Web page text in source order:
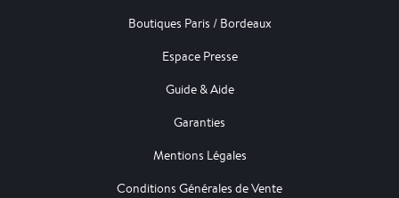
Boutiques Paris / Bordeaux
Espace Presse
Guide & Aide
Garanties
Mentions Légales
Conditions Générales de Vente